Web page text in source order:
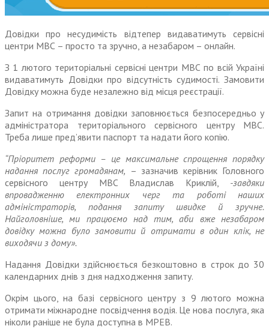
Довідки про несудимість відтепер видаватимуть сервісні
центри МВС – просто та зручно, а незабаром – онлайн.
З 1 лютого територіальні сервісні центри МВС по всій Україні
видаватимуть Довідки про відсутність судимості. Замовити
Довідку можна буде незалежно від місця реєстрації.
Запит на отримання довідки заповнюється безпосередньо у
адміністратора територіального сервісного центру МВС.
Треба лише пред’явити паспорт та надати його копію.
“Пріоритет реформи – це максимальне спрощення порядку
надання послуг громадянам, – зазначив керівник Головного
сервісного центру МВС Владислав Криклій, -завдяки
впровадженню електронних черг та роботі наших
адміністраторів, подання запиту швидке й зручне.
Найголовніше, ми працюємо над тим, аби вже незабаром
довідку можна було замовити й отримати в один клік, не
виходячи з дому».
Надання Довідки здійснюється безкоштовно в строк до 30
календарних днів з дня надходження запиту.
Окрім цього, на базі сервісного центру з 9 лютого можна
отримати міжнародне посвідчення водія. Це нова послуга, яка
ніколи раніше не була доступна в МРЕВ.